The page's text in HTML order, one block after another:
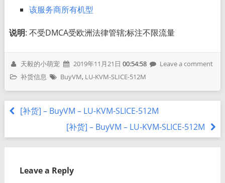
该服务商所有机型
说明: 不受DMCA受欧洲法律管辖;标注不限流量
天毅的小萌宠 2019年11月21日 00:54:58
Leave a comment
补货信息
BuyVM, LU-KVM-SLICE-512M
[补货] – BuyVM – LU-KVM-SLICE-512M
[补货] – BuyVM – LU-KVM-SLICE-512M
Leave a Reply